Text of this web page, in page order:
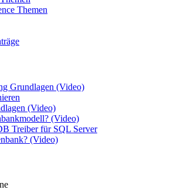
Themen
Grundlagen (Video)
(Video)
(Video)
Treiber für SQL Server
(Video)